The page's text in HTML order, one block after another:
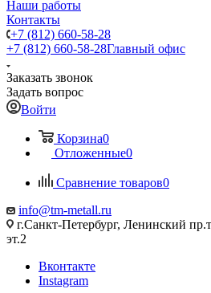
Наши работы
Контакты
+7 (812) 660-58-28
+7 (812) 660-58-28Главный офис
Заказать звонок
Задать вопрос
Войти
Корзина0
Отложенные0
Сравнение товаров0
info@tm-metall.ru
г.Санкт-Петербург, Ленинский
эт.2
Вконтакте
Instagram